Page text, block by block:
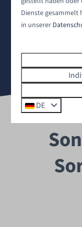
Große
Dienste gesammelt
in unserer
DE